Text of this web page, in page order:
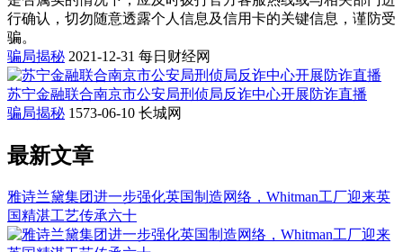
行确认，切勿随意透露个人信息及信用卡的关键信息，谨防受
骗。
骗局揭秘 2021-12-31 每日财经网
苏宁金融联合南京市公安局刑侦局反诈中心开展防诈直播
骗局揭秘 1573-06-10 长城网
最新文章
雅诗兰黛集团进一步强化英国制造网络，Whitman工厂迎来英
国精湛工艺传承六十